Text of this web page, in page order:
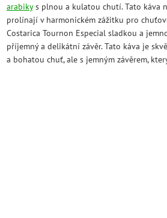
arabikys plnou a kulatou chutí. Tato káva
prolínají v harmonickém zážitku pro
Costarica Tournon Especial sladkou a
příjemný a delikátní závěr. Tato káva je
a bohatou chuť, ale s jemným závěrem,